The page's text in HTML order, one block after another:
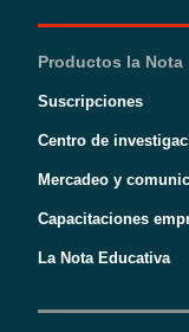
Productos la Nota
Suscripciones
Centro de
Mercadeo y
Capacitaciones
La Nota Educativa